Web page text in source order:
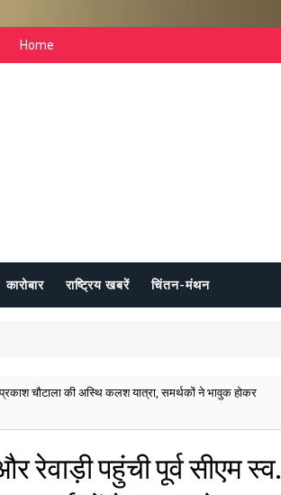
Home
कारोबार राष्ट्रिय खबरें चिंतन-मंथन
चौटाला की अस्थि कलश यात्रा, समर्थकों ने भावुक होकर
रेवाड़ी पहुंची पूर्व सीएम स्व.